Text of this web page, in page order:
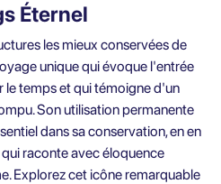
Éternel
les mieux conservées de
unique qui évoque l'entrée
le temps et qui témoigne d'un
Son utilisation permanente
dans sa conservation, en en
raconte avec éloquence
Explorez cet icône remarquable